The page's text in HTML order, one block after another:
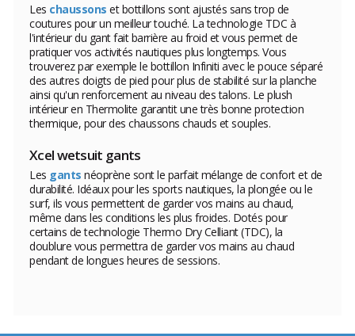
Les chaussons et bottillons sont ajustés sans trop de
coutures pour un meilleur touché. La technologie TDC à
l'intérieur du gant fait barrière au froid et vous permet de
pratiquer vos activités nautiques plus longtemps. Vous
trouverez par exemple le bottillon Infiniti avec le pouce séparé
des autres doigts de pied pour plus de stabilité sur la planche
ainsi qu'un renforcement au niveau des talons. Le plush
intérieur en Thermolite garantit une très bonne protection
thermique, pour des chaussons chauds et souples.
Xcel wetsuit gants
Les gants néoprène sont le parfait mélange de confort et de
durabilité. Idéaux pour les sports nautiques, la plongée ou le
surf, ils vous permettent de garder vos mains au chaud,
même dans les conditions les plus froides. Dotés pour
certains de technologie Thermo Dry Celliant (TDC), la
doublure vous permettra de garder vos mains au chaud
pendant de longues heures de sessions.